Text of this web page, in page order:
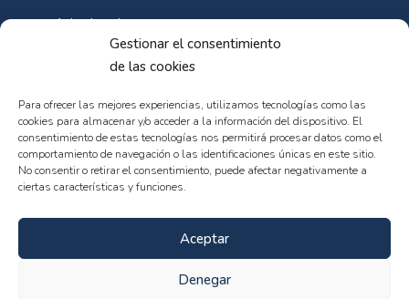
Gestionar el consentimiento
de las cookies
Para ofrecer las mejores experiencias, utilizamos tecnologías como las
cookies para almacenar y/o acceder a la información del dispositivo. El
consentimiento de estas tecnologías nos permitirá procesar datos como el
comportamiento de navegación o las identificaciones únicas en este sitio.
No consentir o retirar el consentimiento, puede afectar negativamente a
ciertas características y funciones.
Aceptar
Denegar
Aviso Legal
Política de Cookies